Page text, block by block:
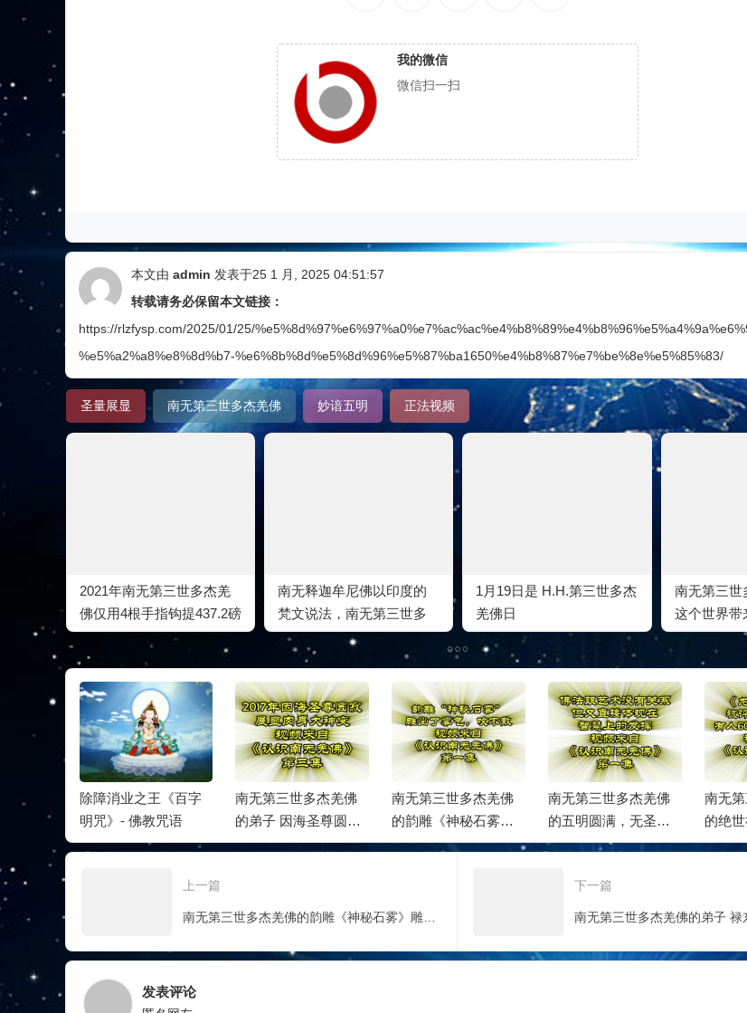
我的微信
微信扫一扫
本文由 admin 发表于25 1 月, 2025 04:51:57
转载请务必保留本文链接：
https://rlzfysp.com/2025/01/25/
%e5%a2%a8%e8%8d%b7-%e6%8b%8d%e5%8d%96%e5%87%ba1650%e4%b8%87%e7%be%8e%e5%85%83/
圣量展显 南无第三世多杰羌佛 妙谙五明 正法视频
2021年南无第三世多杰羌
佛仅用4根手指钩提437.2磅
金刚杵，超越自己的世界
纪录！
南无释迦牟尼佛以印度的
梵文说法，南无第三世多
杰羌佛以中文面向世界讲
说纯正的佛法
1月19日是 H.H.第三世多杰
羌佛日
南无第三世
这个世界带
来正法
诞法会 |
除障消业之王《百字
明咒》- 佛教咒语
南无第三世多杰羌佛
的弟子 因海圣尊圆寂
展显肉身大神变
南无第三世多杰羌佛
的韵雕《神秘石雾》
雕出了雾气，吹不散
南无第三世多杰羌佛
的五明圆满，无圣可
及
南无
的绝
出
上一篇 下一篇
发表评论